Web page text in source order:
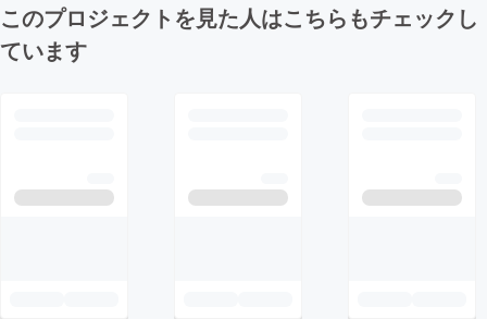
このプロジェクトを見た人はこちらもチェックし
ています